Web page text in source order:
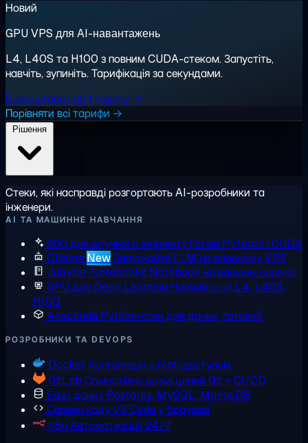
Новий
GPU VPS для AI-навантажень
L4, L40S та H100 з повним CUDA-стеком. Запустіть,
навчіть, зупиніть. Тарифікація за секундами.
Безкоштовно на 1 годину →
Порівняти всі тарифи →
Стеки, які насправді розгортають AI-розробники та
інженери.
AI ТА МАШИННЕ НАВЧАННЯ
ВПС для штучного інтелектуГотові PyTorch і CUDA
Ollama NewЗапускайте LLM на власному VPS
Jupyter Notebooks Notebook на вашому сервері
GPU для Deep Learning Навчайте на L4, L40S,
H100
Anaconda Python-стек для даних, готовий
РОЗРОБНИКИ ТА DEVOPS
Docker Контейнери з root-доступом
GitLab Самостійно розміщений Git + CI/CD
Бази даних Postgres, MySQL, MongoDB
Сервер кодуVS Code у браузері
n8n Автоматизації 24/7